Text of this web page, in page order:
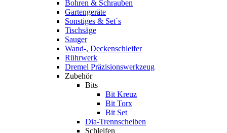
Bohren & Schrauben
Gartengeräte
Sonstiges & Set´s
Tischsäge
Sauger
Wand-, Deckenschleifer
Rührwerk
Dremel Präzisionswerkzeug
Zubehör
Bits
Bit Kreuz
Bit Torx
Bit Set
Dia-Trennscheiben
Schleifen